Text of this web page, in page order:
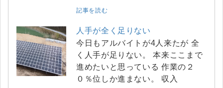
記事を読む
人手が全く足りない
今日もアルバイトが4人来たが 全
く人手が足りない。 本来ここまで
進めたいと思っている 作業の２
０％位しか進まない。 収入